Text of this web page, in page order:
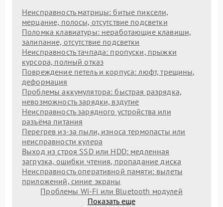
Неисправность матрицы: битые пиксели,
мерцание, полосы, отсутствие подсветки
Поломка клавиатуры: неработающие клавиши,
залипание, отсутствие подсветки
Неисправность тачпада: пропуски, прыжки
курсора, полный отказ
Повреждение петель и корпуса: люфт, трещины,
деформация
Проблемы аккумулятора: быстрая разрядка,
невозможность зарядки, вздутие
Неисправность зарядного устройства или
разъёма питания
Перегрев из‑за пыли, износа термопасты или
неисправности кулера
Выход из строя SSD или HDD: медленная
загрузка, ошибки чтения, пропадание диска
Неисправность оперативной памяти: вылеты
приложений, синие экраны
Проблемы Wi‑Fi или Bluetooth модулей
Показать еще